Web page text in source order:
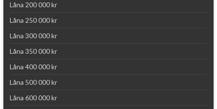
Låna 200 000 kr
Låna 250 000 kr
Låna 300 000 kr
Låna 350 000 kr
Låna 400 000 kr
Låna 500 000 kr
Låna 600 000 kr